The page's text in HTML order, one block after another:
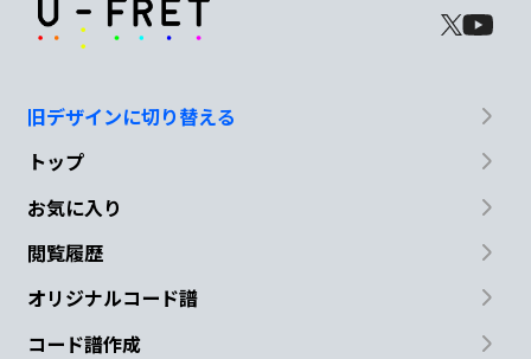
旧デザインに切り替える
トップ
お気に入り
閲覧履歴
オリジナルコード譜
コード譜作成